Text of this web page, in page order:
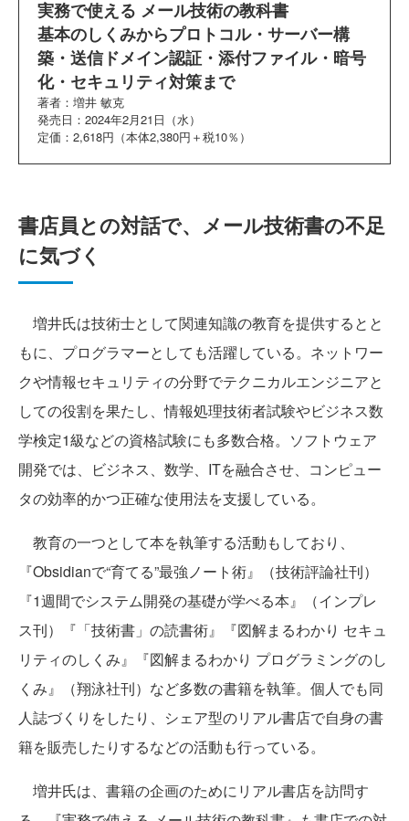
実務で使える メール技術の教科書
基本のしくみからプロトコル・サーバー構
築・送信ドメイン認証・添付ファイル・暗号
化・セキュリティ対策まで
著者：増井 敏克
発売日：2024年2月21日（水）
定価：2,618円（本体2,380円＋税10％）
書店員との対話で、メール技術書の不足
に気づく
増井氏は技術士として関連知識の教育を提供するとと
もに、プログラマーとしても活躍している。ネットワー
クや情報セキュリティの分野でテクニカルエンジニアと
しての役割を果たし、情報処理技術者試験やビジネス数
学検定1級などの資格試験にも多数合格。ソフトウェア
開発では、ビジネス、数学、ITを融合させ、コンピュー
タの効率的かつ正確な使用法を支援している。
教育の一つとして本を執筆する活動もしており、
『Obsidianで“育てる”最強ノート術』（技術評論社刊）
『1週間でシステム開発の基礎が学べる本』（インプレ
ス刊）『「技術書」の読書術』『図解まるわかり セキュ
リティのしくみ』『図解まるわかり プログラミングのし
くみ』（翔泳社刊）など多数の書籍を執筆。個人でも同
人誌づくりをしたり、シェア型のリアル書店で自身の書
籍を販売したりするなどの活動も行っている。
増井氏は、書籍の企画のためにリアル書店を訪問す